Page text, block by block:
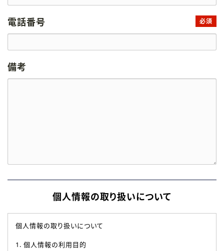
電話番号 必須
備考
個人情報の取り扱いについて
個人情報の取り扱いについて
1. 個人情報の利用目的